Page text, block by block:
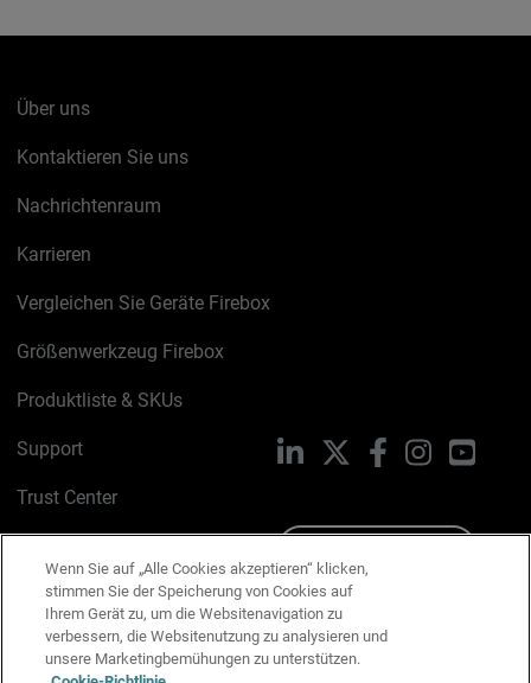
Über uns
Kontaktieren Sie uns
Nachrichtenraum
Karrieren
Vergleichen Sie Geräte Firebox
Größenwerkzeug Firebox
Produktliste & SKUs
Support
Trust Center
Cookie-Richtlinie
Datenschutzrichtlinie
LinkedIn FacebookInstagram
Wenn Sie auf „Alle Cookies akzeptieren“ klicken,
stimmen Sie der Speicherung von Cookies auf
Ihrem Gerät zu, um die Websitenavigation zu
verbessern, die Websitenutzung zu analysieren und
unsere Marketingbemühungen zu unterstützen.